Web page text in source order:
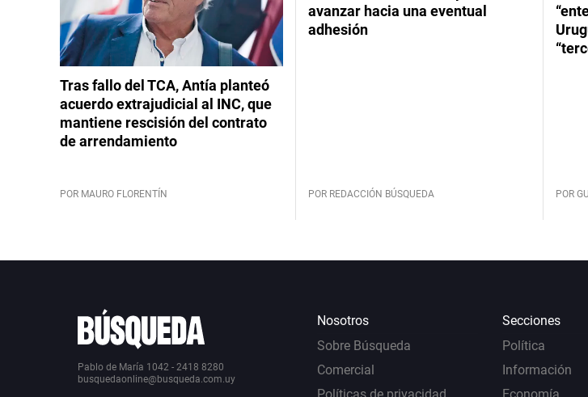
Tras fallo del TCA, Antía planteó
acuerdo extrajudicial al INC, que
mantiene rescisión del contrato
de arrendamiento
POR MAURO FLORENTÍN
avanzar hacia una eventual
adhesión
POR REDACCIÓN BÚSQUEDA POR
Pablo de María 1042 - 2418 8280
busquedaonline@busqueda.com.uy
Nosotros
Sobre Búsqueda
Comercial
Políticas de privacidad
Secciones
Política
Información
Economía